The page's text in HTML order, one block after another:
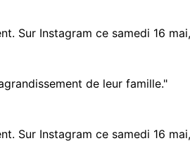
Sur Instagram ce samedi 16
de leur famille."
Sur Instagram ce samedi 16